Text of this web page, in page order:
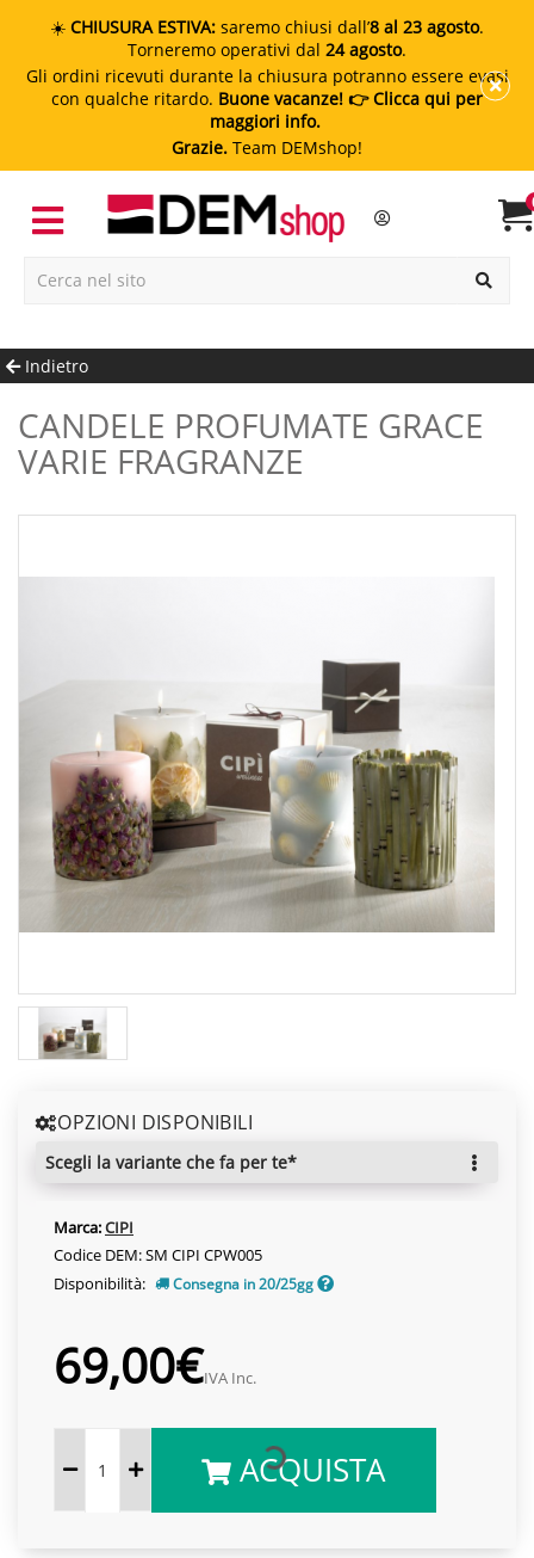
☀️ CHIUSURA ESTIVA: saremo chiusi dall’8 al 23 agosto.
Torneremo operativi dal 24 agosto.
Gli ordini ricevuti durante la chiusura potranno essere evasi
con qualche ritardo. Buone vacanze! 👉 Clicca qui per
maggiori info.
Grazie. Team DEMshop!
Indietro
CANDELE PROFUMATE GRACE
VARIE FRAGRANZE
OPZIONI DISPONIBILI
scegli la variante che fa per te*
Marca:CIPI
Codice DEM: SM CIPI CPW005
Disponibilità:
Consegna in 20/25gg
69,00€IVA Inc.
ACQUISTA